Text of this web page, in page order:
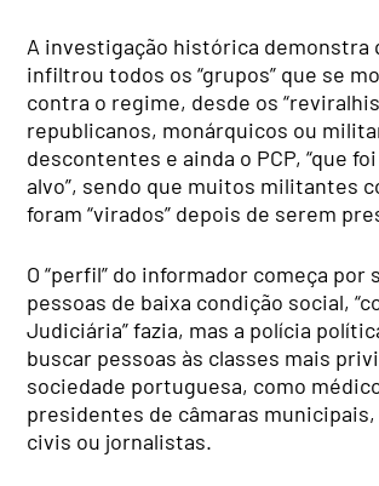
A investigação histórica demonstra
infiltrou todos os “grupos” que se
contra o regime, desde os
republicanos, monárquicos ou
descontentes e ainda o PCP, “que
alvo”, sendo que muitos militantes
foram “virados” depois de serem
O “perfil” do informador começa por
pessoas de baixa condição social,
Judiciária” fazia, mas a polícia
buscar pessoas às classes mais
sociedade portuguesa, como
presidentes de câmaras
civis ou jornalistas.